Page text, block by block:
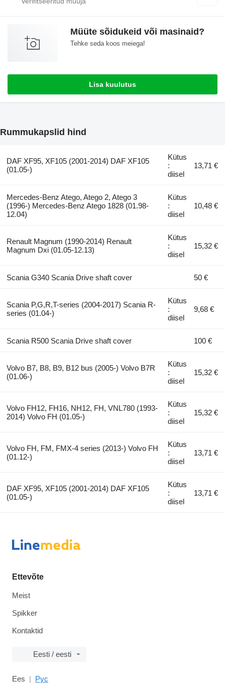
Müüte sõidukeid või masinaid?
Tehke seda koos meiega!
Lisa kuulutus
Rummukapslid hind
DAF XF95, XF105 (2001-2014) DAF XF105
(01.05-)
Kütus
:
diisel
13,71 €
Mercedes-Benz Atego, Atego 2, Atego 3
(1996-) Mercedes-Benz Atego 1828 (01.98-
12.04)
Kütus
:
diisel
10,48 €
Renault Magnum (1990-2014) Renault
Magnum Dxi (01.05-12.13)
Kütus
:
diisel
15,32 €
Scania G340 Scania Drive shaft cover 50 €
Scania P,G,R,T-series (2004-2017) Scania R-
series (01.04-)
Kütus
:
diisel
9,68 €
Scania R500 Scania Drive shaft cover 100 €
Volvo B7, B8, B9, B12 bus (2005-) Volvo B7R
(01.06-)
Kütus
:
diisel
15,32 €
Volvo FH12, FH16, NH12, FH, VNL780 (1993-
2014) Volvo FH (01.05-)
Kütus
:
diisel
15,32 €
Volvo FH, FM, FMX-4 series (2013-) Volvo FH
(01.12-)
Kütus
:
diisel
13,71 €
DAF XF95, XF105 (2001-2014) DAF XF105
(01.05-)
Kütus
:
diisel
13,71 €
Ettevõte
Meist
Spikker
Kontaktid
Eesti / eesti
Ees Рус